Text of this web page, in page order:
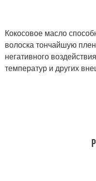
Кокосовое масло
волоска тончайшую
негативного
температур и других